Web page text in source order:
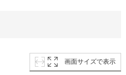
画面サイズで表示